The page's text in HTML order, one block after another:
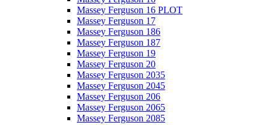
Massey Ferguson 16 PLOT
Massey Ferguson 17
Massey Ferguson 186
Massey Ferguson 187
Massey Ferguson 19
Massey Ferguson 20
Massey Ferguson 2035
Massey Ferguson 2045
Massey Ferguson 206
Massey Ferguson 2065
Massey Ferguson 2085